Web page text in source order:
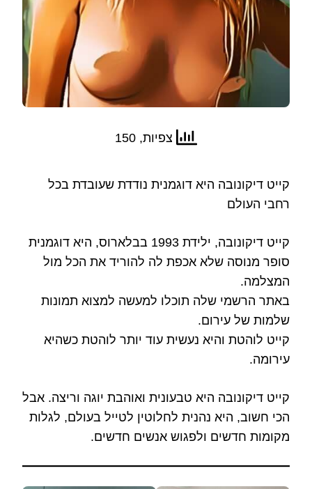
צפיות, 150
קייט דיקונובה היא דוגמנית נודדת שעובדת בכל
רחבי העולם
קייט דיקונובה, ילידת 1993 בבלארוס, היא דוגמנית
סופר מנוסה שלא אכפת לה להוריד את הכל מול
המצלמה.
באתר הרשמי שלה תוכלו למעשה למצוא תמונות
שלמות של עירום.
קייט לוהטת והיא נעשית עוד יותר לוהטת כשהיא
עירומה.
קייט דיקונובה היא טבעונית ואוהבת יוגה וריצה. אבל
הכי חשוב, היא נהנית לחלוטין לטייל בעולם, לגלות
מקומות חדשים ולפגוש אנשים חדשים.